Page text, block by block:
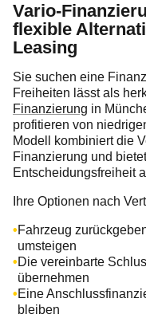
Vario-
flexible
Leasing
Sie suchen eine
Freiheiten lässt als
Finanzierung in
profitieren von
Modell kombiniert die
Finanzierung und
Entscheidungsfreiheit
Ihre Optionen nach
Fahrzeug
umsteigen
Die vereinbarte
übernehmen
Eine
bleiben